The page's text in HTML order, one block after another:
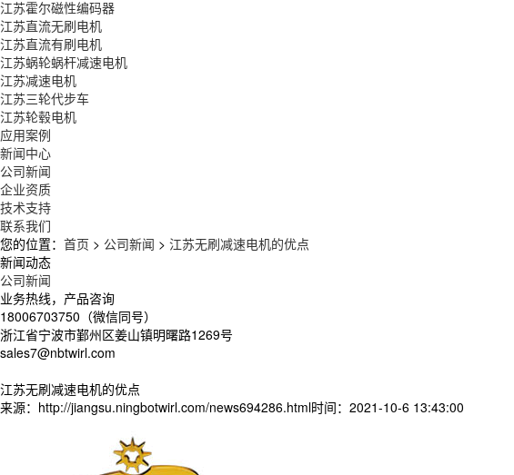
江苏霍尔磁性编码器
江苏直流无刷电机
江苏直流有刷电机
江苏蜗轮蜗杆减速电机
江苏减速电机
江苏三轮代步车
江苏轮毂电机
应用案例
新闻中心
公司新闻
企业资质
技术支持
联系我们
您的位置： 首页 > 公司新闻 > 江苏无刷减速电机的优点
新闻动态
公司新闻
业务热线，产品咨询
18006703750（微信同号）
浙江省宁波市鄞州区姜山镇明曙路1269号
sales7@nbtwirl.com
江苏无刷减速电机的优点
来源：http://jiangsu.ningbotwirl.com/news694286.html时间：2021-10-6 13:43:00